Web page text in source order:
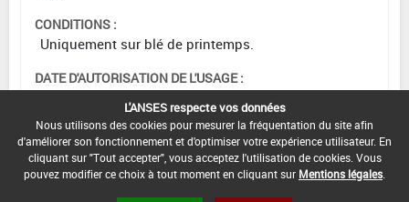
CONDITIONS :
Uniquement sur blé de printemps.
DATE D'AUTORISATION DE L'USAGE :
[15105915] Seigle*Désherbage
L'ANSES respecte vos données
Nous utilisons des cookies pour mesurer la fréquentation du site afin
d'améliorer son fonctionnement et d'optimiser votre expérience utilisateur. En
cliquant sur "Tout accepter", vous acceptez l'utilisation de cookies. Vous
pouvez modifier ce choix à tout moment en cliquant sur Mentions légales